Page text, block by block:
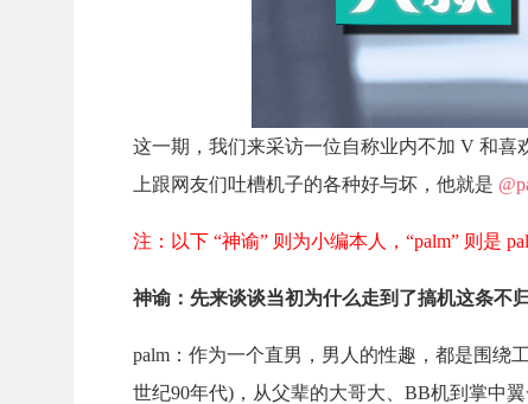
这一期，我们来采访一位自称业内不加 V 和
上跟网友们吐槽机子的各种好与坏，他就是
注：以下 “神谕” 则为小编本人，“palm” 则是
神谕：先来谈谈当初为什么走到了搞机这条不
palm：作为一个直男，男人的性趣，都是围绕
世纪90年代)，从父辈的大哥大、BB机到掌中